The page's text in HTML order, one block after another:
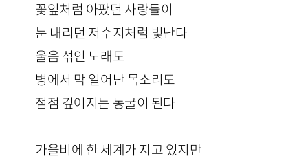
꽃잎처럼 아팠던 사랑들이
눈 내리던 저수지처럼 빛난다
울음 섞인 노래도
병에서 막 일어난 목소리도
점점 깊어지는 동굴이 된다
가을비에 한 세계가 지고 있지만